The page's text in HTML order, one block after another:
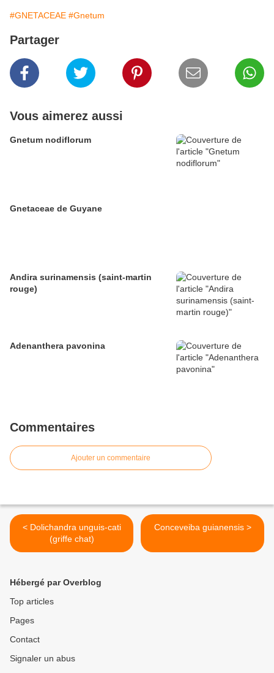
#GNETACEAE #Gnetum
Partager
Vous aimerez aussi
Gnetum nodiflorum
Gnetaceae de Guyane
Andira surinamensis (saint-martin
rouge)
Adenanthera pavonina
Commentaires
Ajouter un commentaire
< Dolichandra unguis-cati
(griffe chat)
Conceveiba guianensis >
Hébergé par Overblog
Top articles
Pages
Contact
Signaler un abus